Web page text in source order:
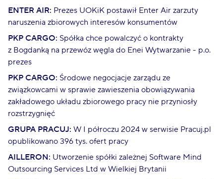
ENTER AIR: Prezes UOKiK postawił Enter Air zarzuty
naruszenia zbiorowych interesów konsumentów
PKP CARGO: Spółka chce powalczyć o kontrakty
z Bogdanką na przewóz węgla do Enei Wytwarzanie - p.o.
prezes
PKP CARGO: Środowe negocjacje zarządu ze
związkowcami w sprawie zawieszenia obowiązywania
zakładowego układu zbiorowego pracy nie przyniosły
rozstrzygnięć
GRUPA PRACUJ: W I półroczu 2024 w serwisie Pracuj.pl
opublikowano 396 tys. ofert pracy
AILLERON: Utworzenie spółki zależnej Software Mind
Outsourcing Services Ltd w Wielkiej Brytanii